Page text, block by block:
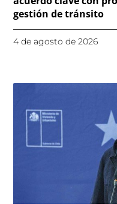
gestión de tránsito
4 de agosto de 2026